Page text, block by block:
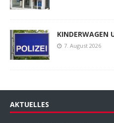
KINDERWAGEN
7. August 2026
AKTUELLES